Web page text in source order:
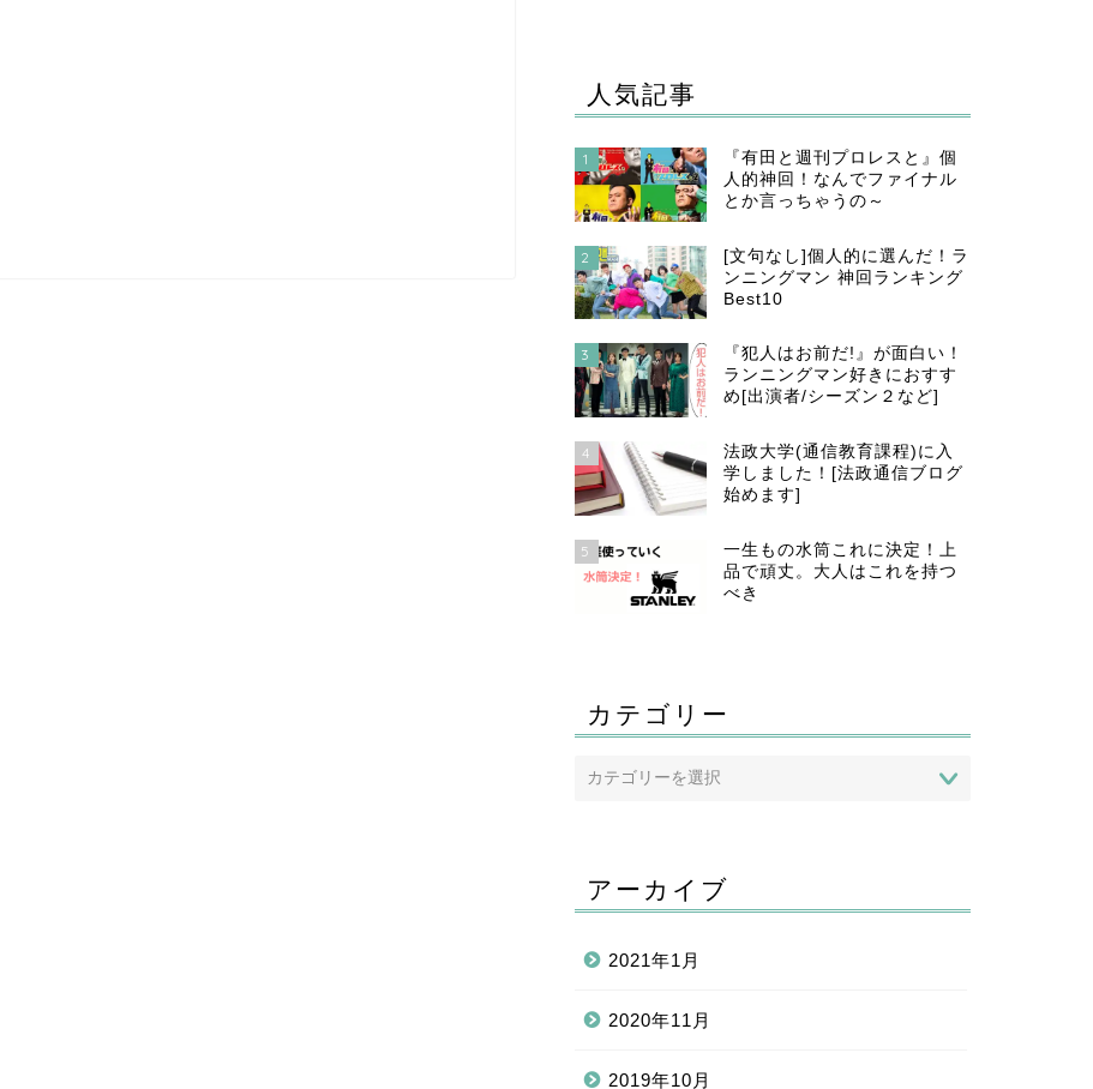
人気記事
1
『有田と週刊プロレスと』個
人的神回！なんでファイナル
とか言っちゃうの～
2
[文句なし]個人的に選んだ！ラ
ンニングマン 神回ランキング
Best10
3
『犯人はお前だ!』が面白い！
ランニングマン好きにおすす
め[出演者/シーズン２など]
4
法政大学(通信教育課程)に入
学しました！[法政通信ブログ
始めます]
5
一生もの水筒これに決定！上
品で頑丈。大人はこれを持つ
べき
カテゴリー
アーカイブ
2021年1月
2020年11月
2019年10月